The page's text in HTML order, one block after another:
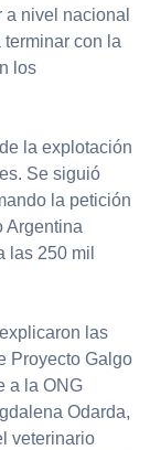
a nivel nacional
terminar con la
los
la explotación
Se siguió
la petición
Argentina
las 250 mil
las
Proyecto Galgo
a la ONG
Odarda,
veterinario